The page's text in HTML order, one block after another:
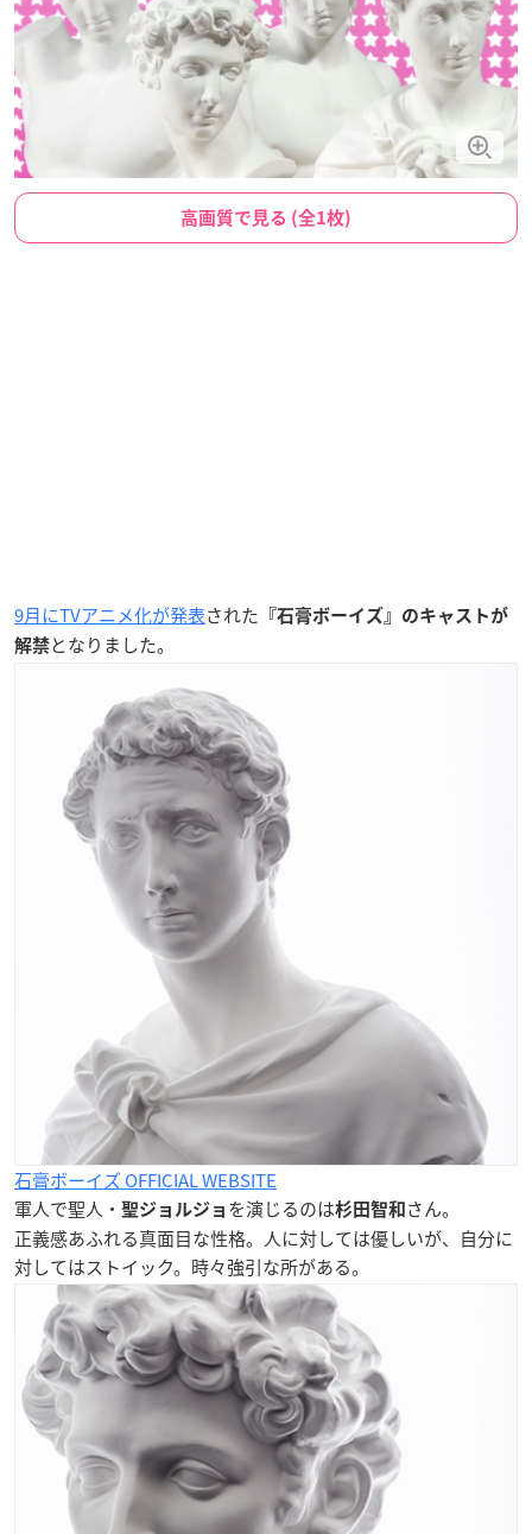
高画質で見る (全1枚)
9月にTVアニメ化が発表された 『石膏ボーイズ』のキャストが
解禁となりました。
石膏ボーイズ OFFICIAL WEBSITE
軍人で聖人・ 聖ジョルジョ を演じるのは杉田智和 さん。
正義感あふれる真面目な性格。人に対しては優しいが、自分に
対してはストイック。時々強引な所がある。